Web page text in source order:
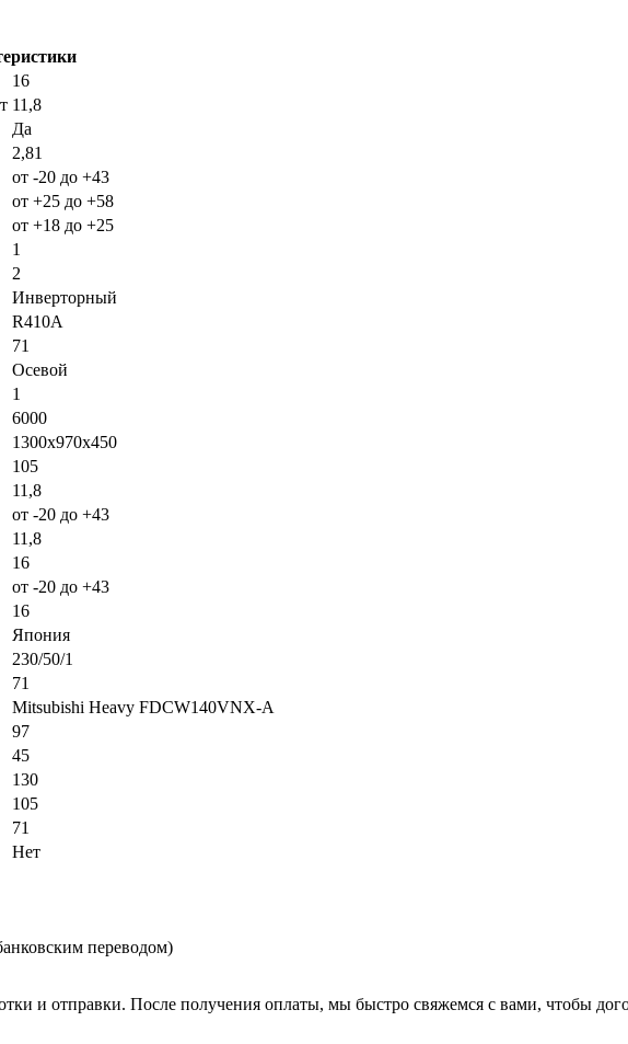
16
11,8
Да
2,81
от -20 до +43
от +25 до +58
от +18 до +25
1
2
Инверторный
R410А
71
Осевой
1
6000
1300х970х450
105
11,8
от -20 до +43
11,8
16
от -20 до +43
16
Япония
230/50/1
71
Mitsubishi Heavy FDCW140VNX-A
97
45
130
105
71
Нет
переводом)
и отправки. После получения оплаты, мы быстро свяжемся с вами, чтобы